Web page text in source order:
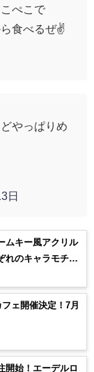
ぺこで
食べるぜ✌️
やっぱりめ
日
ムキー風アクリル
れのキャラモチー
OF PRISM】
ェ開催決定！7月
開始！エーデルロ